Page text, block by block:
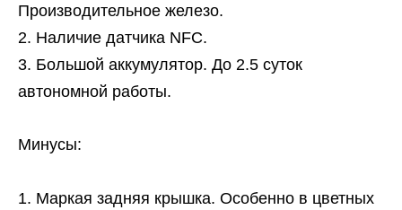
Производительное железо.
Наличие датчика NFC.
Большой аккумулятор. До 2.5 суток
автономной работы.
Минусы:
Маркая задняя крышка. Особенно в цветных